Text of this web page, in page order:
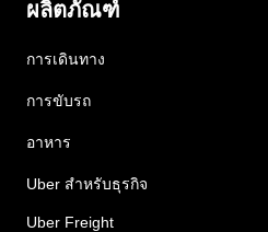
ผลิตภัณฑ์
การเดินทาง
การขับรถ
อาหาร
Uber สำหรับธุรกิจ
Uber Freight